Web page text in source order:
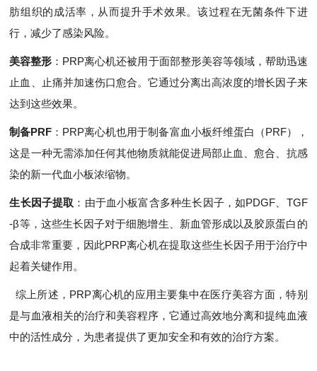
肪组织的成活率，从而提升手术效果。该过程在无菌条件下进
行，减少了感染风险。
美容整形 ：PRP离心机还被用于面部整形美容等领域，帮助迅速
止血、止痛并加速伤口愈合。它通过分离出高浓度的增长因子来
达到这些效果。
制备PRF ：PRP离心机也用于制备富血小板纤维蛋白（PRF），
这是一种无需添加任何其他物质就能促进局部止血、愈合、抗感
染的新一代血小板浓缩物。
生长因子提取 ：由于血小板富含多种生长因子，如PDGF、TGF
-β等，这些生长因子对于细胞增生、新血管形成以及胶原蛋白的
合成非常重要，因此PRP离心机在提取这些生长因子用于治疗中
起着关键作用。
综上所述，PRP离心机的应用主要集中在医疗美容方面，特别
是与血液相关的治疗和美容程序，它通过高效地分离和提纯血液
中的活性成分，为患者提供了更加安全和有效的治疗方案。